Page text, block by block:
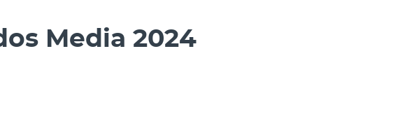
Media 2024